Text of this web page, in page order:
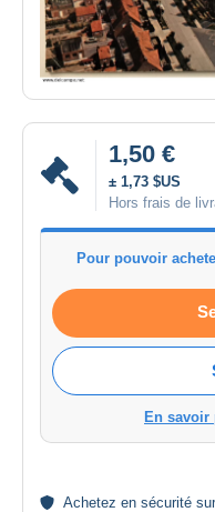
1,50 €
± 1,73 $US
Hors frais de
Pour pouvoir
En savoir
Achetez en sécurité